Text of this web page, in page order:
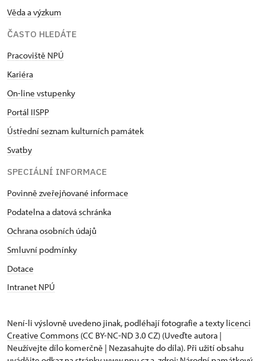
Věda a výzkum
ČASTO HLEDÁTE
Pracoviště NPÚ
Kariéra
On-line vstupenky
Portál IISPP
Ústřední seznam kulturních památek
Svatby
SPECIÁLNÍ INFORMACE
Povinně zveřejňované informace
Podatelna a datová schránka
Ochrana osobních údajů
Smluvní podmínky
Dotace
Intranet NPÚ
Není-li výslovně uvedeno jinak, podléhají fotografie a texty licenci
Creative Commons (CC BY-NC-ND 3.0 CZ) (Uveďte autora |
Neužívejte dílo komerčně | Nezasahujte do díla). Při užití obsahu